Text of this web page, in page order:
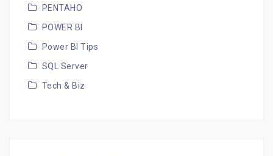
PENTAHO
POWER BI
Power BI Tips
SQL Server
Tech & Biz